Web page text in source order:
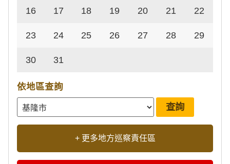
16 17 18 19 20 21 22
23 24 25 26 27 28 29
30 31
依地區查詢
+ 更多地方巡察責任區